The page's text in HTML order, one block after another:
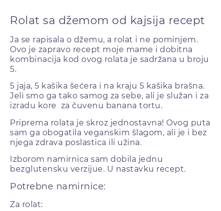
Rolat sa džemom od kajsija recept
Ja se rapisala o džemu, a rolat i ne pominjem.
Ovo je zapravo recept moje mame i dobitna
kombinacija kod ovog rolata je sadržana u broju
5.
5 jaja, 5 kašika šećera i na kraju 5 kašika brašna.
Jeli smo ga tako samog za sebe, ali je služan i za
izradu kore za čuvenu banana tortu.
Priprema rolata je skroz jednostavna! Ovog puta
sam ga obogatila veganskim šlagom, ali je i bez
njega zdrava poslastica ili užina.
Izborom namirnica sam dobila jednu
bezglutensku verzijue. U nastavku recept.
Potrebne namirnice:
Za rolat: